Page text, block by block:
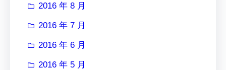
2016 年 8 月
2016 年 7 月
2016 年 6 月
2016 年 5 月